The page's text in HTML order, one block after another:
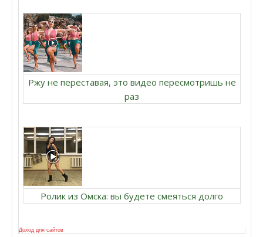
Ржу не переставая, это видео пересмотришь не
раз
Ролик из Омска: вы будете смеяться долго
Доход для сайтов